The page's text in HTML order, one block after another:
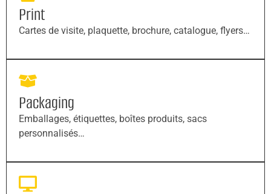
Print
Cartes de visite, plaquette, brochure, catalogue, flyers…
Packaging
Emballages, étiquettes, boîtes produits, sacs
personnalisés…